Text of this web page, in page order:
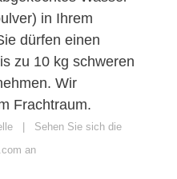
in Ihrem
dürfen einen
zu 10 kg schweren
Wir
Frachtraum.
| Sehen Sie sich die
an